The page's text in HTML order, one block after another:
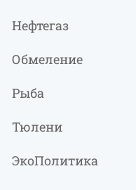
Нефтегаз
Обмеление
Рыба
Тюлени
ЭкоПолитика